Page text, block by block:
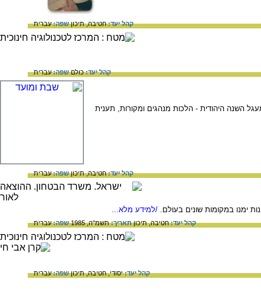
קהל יעד:חטיבה,תיכוןשפה:עברית
קהל יעד:כולםשפה:עברית
השנה היהודית - הלכות מנהגים ומקורות, תענית
קהל יעד:חטיבה,תיכוןשפה:עברית
ימנו במקומות שונים בעולם. /למידע מלא...
קהל יעד:חטיבה,תיכוןתאריך:תשמ"ה, 1985 שפה:עברית
קהל יעד:יסודי,חטיבה,תיכוןשפה:עברית